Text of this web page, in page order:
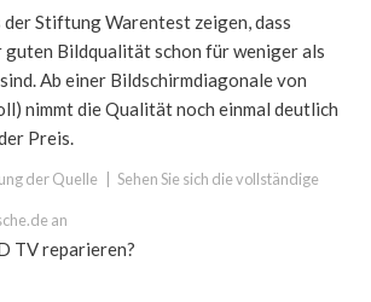
Stiftung Warentest zeigen, dass
guten Bildqualität schon für weniger als
Ab einer Bildschirmdiagonale von
nimmt die Qualität noch einmal deutlich
Preis.
der Quelle Sehen Sie sich die vollständige
an
TV reparieren?